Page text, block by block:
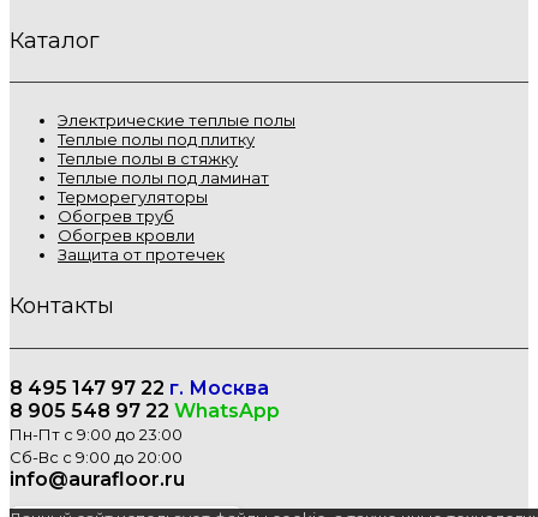
Каталог
Электрические теплые полы
Теплые полы под плитку
Теплые полы в стяжку
Теплые полы под ламинат
Терморегуляторы
Обогрев труб
Обогрев кровли
Защита от протечек
Контакты
8 495 147 97 22 г. Москва
8 905 548 97 22 WhatsApp
Пн-Пт с 9:00 до 23:00
Сб-Вс с 9:00 до 20:00
info@aurafloor.ru